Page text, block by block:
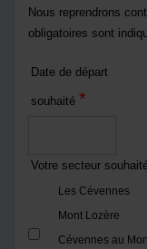
Nous reprendrons
obligatoires sont
Date de départ
souhaité *
Votre secteur
Les Cévennes
Mont Lozère
Cévennes au